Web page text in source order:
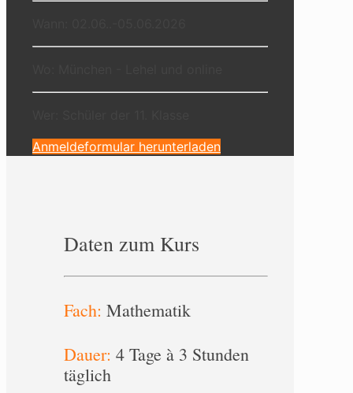
Anmeldeformular herunterladen
Daten zum Kurs
Fach: Mathematik
Dauer: 4 Tage à 3 Stunden
täglich